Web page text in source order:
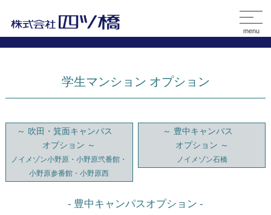
menu
学生マンション オプション
～ 吹田・箕面キャンパス
オプション ～
ノイメゾン小野原・小野原弐番館・
小野原参番館・小野原西
～ 豊中キャンパス
オプション ～
ノイメゾン石橋
- 豊中キャンパスオプション -